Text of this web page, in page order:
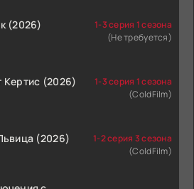
(2026)
1-3 серия 1 сезона
(Не требуется)
Кертис (2026)
1-3 серия 1 сезона
(ColdFilm)
(2026)
1-2 серия 3 сезона
(ColdFilm)